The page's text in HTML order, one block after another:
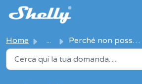
Salta al contenuto principale
Home ... Perché non posso premere il pulsante di accensione su She...